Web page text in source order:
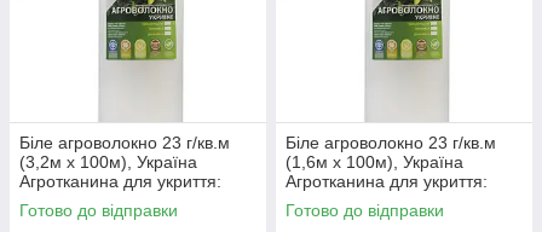
Біле агроволокно 23 г/кв.м
(3,2м х 100м), Україна
Агротканина для укриття:
полуниці, огірків, кабачків,
моркви, редиса
Готово до відправки
Біле агроволокно 23 г/кв.м
(1,6м х 100м), Україна
Агротканина для укриття:
полуниці, огірків, кабачків,
моркви, редиса
Готово до відправки